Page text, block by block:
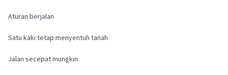
Aturan berjalan
Satu kaki tetap menyentuh tanah
Jalan secepat mungkin